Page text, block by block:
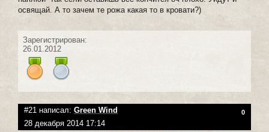
освящай. А то зачем те рожа какая то в кровати?)
Зарегистрирован:
26.01.2012
#21 написал: Green Wind 0
28 декабря 2014 17:14